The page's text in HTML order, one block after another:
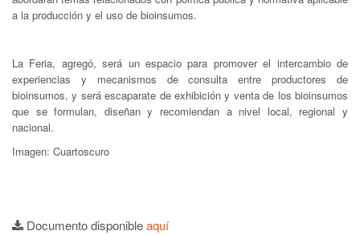
a la producción y el uso de bioinsumos.
La Feria, agregó, será un espacio para promover el intercambio de
experiencias y mecanismos de consulta entre productores de
bioinsumos, y será escaparate de exhibición y venta de los bioinsumos
que se formulan, diseñan y recomiendan a nivel local, regional y
nacional.
Imagen: Cuartoscuro
Documento disponibleaquí